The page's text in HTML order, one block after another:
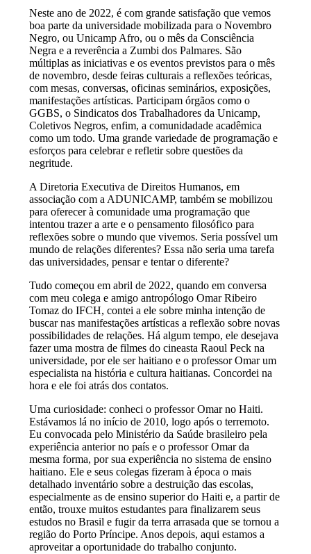
Neste ano de 2022, é com grande satisfação que vemos
boa parte da universidade mobilizada para o Novembro
Negro, ou Unicamp Afro, ou o mês da Consciência
Negra e a reverência a Zumbi dos Palmares. São
múltiplas as iniciativas e os eventos previstos para o mês
de novembro, desde feiras culturais a reflexões teóricas,
com mesas, conversas, oficinas seminários, exposições,
manifestações artísticas. Participam órgãos como o
GGBS, o Sindicatos dos Trabalhadores da Unicamp,
Coletivos Negros, enfim, a comunidadade acadêmica
como um todo. Uma grande variedade de programação e
esforços para celebrar e refletir sobre questões da
negritude.
A Diretoria Executiva de Direitos Humanos, em
associação com a ADUNICAMP, também se mobilizou
para oferecer à comunidade uma programação que
intentou trazer a arte e o pensamento filosófico para
reflexões sobre o mundo que vivemos. Seria possível um
mundo de relações diferentes? Essa não seria uma tarefa
das universidades, pensar e tentar o diferente?
Tudo começou em abril de 2022, quando em conversa
com meu colega e amigo antropólogo Omar Ribeiro
Tomaz do IFCH, contei a ele sobre minha intenção de
buscar nas manifestações artísticas a reflexão sobre novas
possibilidades de relações. Há algum tempo, ele desejava
fazer uma mostra de filmes do cineasta Raoul Peck na
universidade, por ele ser haitiano e o professor Omar um
especialista na história e cultura haitianas. Concordei na
hora e ele foi atrás dos contatos.
Uma curiosidade: conheci o professor Omar no Haiti.
Estávamos lá no início de 2010, logo após o terremoto.
Eu convocada pelo Ministério da Saúde brasileiro pela
experiência anterior no país e o professor Omar da
mesma forma, por sua experiência no sistema de ensino
haitiano. Ele e seus colegas fizeram à época o mais
detalhado inventário sobre a destruição das escolas,
especialmente as de ensino superior do Haiti e, a partir de
então, trouxe muitos estudantes para finalizarem seus
estudos no Brasil e fugir da terra arrasada que se tornou a
região do Porto Príncipe. Anos depois, aqui estamos a
aproveitar a oportunidade do trabalho conjunto.